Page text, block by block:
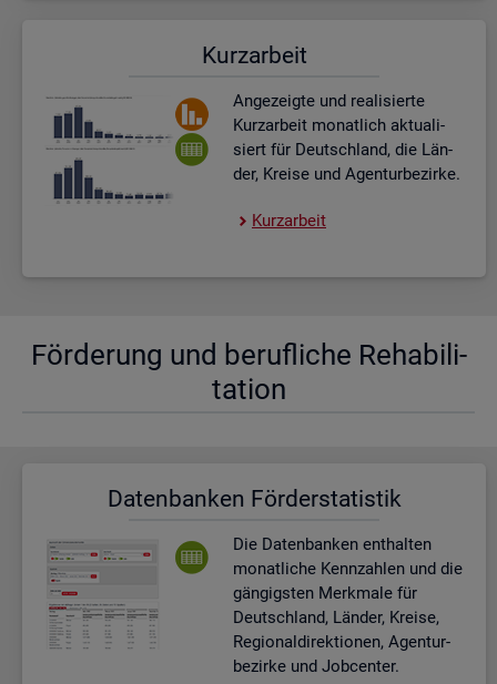
Kurz­ar­beit
An­ge­zeig­te und rea­li­sier­te
Kurz­ar­beit mo­nat­lich ak­tua­li­
siert für Deutsch­land, die Län­
der, Krei­se und Agen­tur­be­zir­ke.
Kurz­ar­beit
För­de­rung und be­ruf­li­che Re­ha­bi­li­
ta­ti­on
Da­ten­ban­ken För­der­sta­tis­tik
Die Da­ten­ban­ken ent­hal­ten
mo­nat­li­che Kenn­zah­len und die
gän­gigs­ten Merk­ma­le für
Deutsch­land, Län­der, Krei­se,
Re­gio­nal­di­rek­tio­nen, Agen­tur­
be­zir­ke und Job­cen­ter.